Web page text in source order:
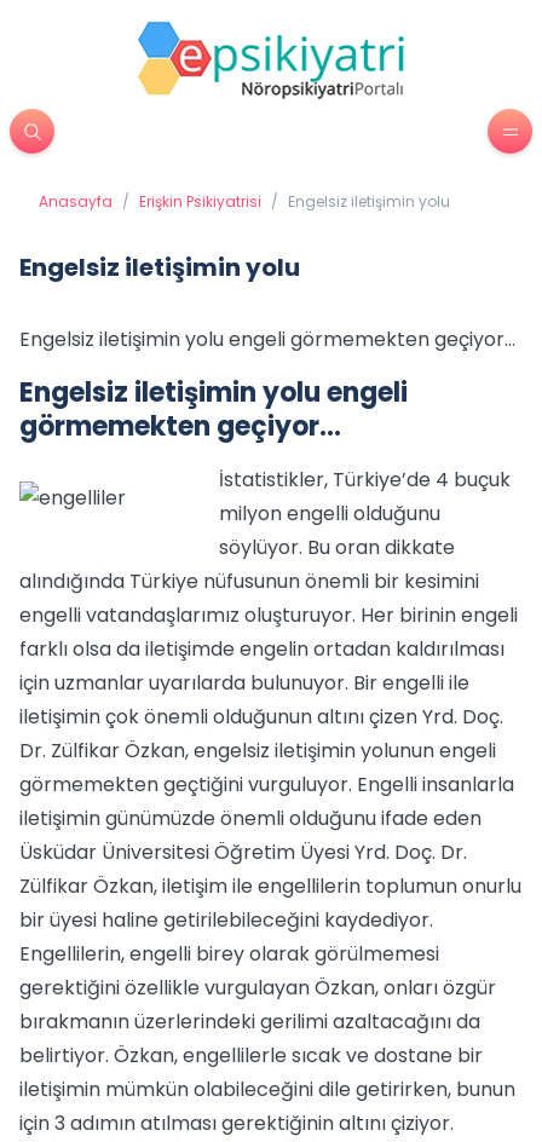
Anasayfa / Erişkin Psikiyatrisi / Engelsiz iletişimin yolu
Engelsiz iletişimin yolu
Engelsiz iletişimin yolu engeli görmemekten geçiyor…
Engelsiz iletişimin yolu engeli
görmemekten geçiyor…
İstatistikler, Türkiye’de 4 buçuk
milyon engelli olduğunu
söylüyor. Bu oran dikkate
alındığında Türkiye nüfusunun önemli bir kesimini
engelli vatandaşlarımız oluşturuyor. Her birinin engeli
farklı olsa da iletişimde engelin ortadan kaldırılması
için uzmanlar uyarılarda bulunuyor. Bir engelli ile
iletişimin çok önemli olduğunun altını çizen Yrd. Doç.
Dr. Zülfikar Özkan, engelsiz iletişimin yolunun engeli
görmemekten geçtiğini vurguluyor. Engelli insanlarla
iletişimin günümüzde önemli olduğunu ifade eden
Üsküdar Üniversitesi Öğretim Üyesi Yrd. Doç. Dr.
Zülfikar Özkan, iletişim ile engellilerin toplumun onurlu
bir üyesi haline getirilebileceğini kaydediyor.
Engellilerin, engelli birey olarak görülmemesi
gerektiğini özellikle vurgulayan Özkan, onları özgür
bırakmanın üzerlerindeki gerilimi azaltacağını da
belirtiyor. Özkan, engellilerle sıcak ve dostane bir
iletişimin mümkün olabileceğini dile getirirken, bunun
için 3 adımın atılması gerektiğinin altını çiziyor.